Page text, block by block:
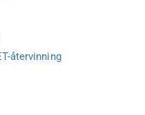
återvinning